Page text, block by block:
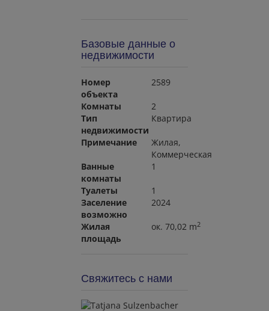
Базовые данные о
недвижимости
Номер
объекта
2589
Комнаты
2
Тип
недвижимости
Квартира
Примечание
Жилая
Коммерческая
Ванные
комнаты
1
Туалеты
1
Заселение
возможно
2024
Жилая
площадь
ок. 70,02 m2
Свяжитесь с нами